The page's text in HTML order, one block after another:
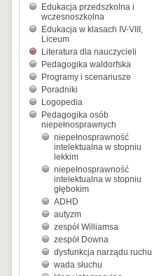
Edukacja przedszkolna i
wczesnoszkolna
Edukacja w klasach IV-VIII,
Liceum
Literatura dla nauczycieli
Pedagogika waldorfska
Programy i scenariusze
Poradniki
Logopedia
Pedagogika osób
niepełnosprawnych
niepełnosprawność
intelektualna w stopniu
lekkim
niepełnosprawność
intelektualna w stopniu
głębokim
ADHD
autyzm
zespół Williamsa
zespół Downa
dysfunkcja narządu ruchu
wada słuchu